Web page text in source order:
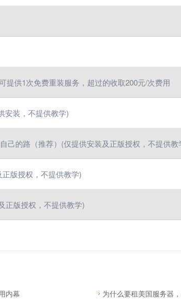
提供1次免费重装服务，超过的收取200元/次费用
安装，不提供教学)
己的路（推荐）(仅提供安装及正版授权，不提供教
版授权，不提供教学)
正版授权，不提供教学)
内幕
为什么要租美国服务器